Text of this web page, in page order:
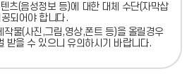
츠(음성정보 등)에 대한 대체 수단(자막삽
되어야 합니다.
작물(사진,그림,영상,폰트 등)을 올릴경우
받을 수 있으니 유의하시기 바랍니다.